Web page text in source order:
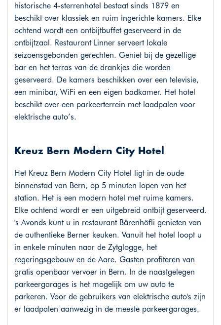
historische 4-sterrenhotel bestaat sinds 1879 en
beschikt over klassiek en ruim ingerichte kamers. Elke
ochtend wordt een ontbijtbuffet geserveerd in de
ontbijtzaal. Restaurant Linner serveert lokale
seizoensgebonden gerechten. Geniet bij de gezellige
bar en het terras van de drankjes die worden
geserveerd. De kamers beschikken over een televisie,
een minibar, WiFi en een eigen badkamer. Het hotel
beschikt over een parkeerterrein met laadpalen voor
elektrische auto’s.
Kreuz Bern Modern City Hotel
Het Kreuz Bern Modern City Hotel ligt in de oude
binnenstad van Bern, op 5 minuten lopen van het
station. Het is een modern hotel met ruime kamers.
Elke ochtend wordt er een uitgebreid ontbijt geserveerd.
's Avonds kunt u in restaurant Bärenhöfli genieten van
de authentieke Berner keuken. Vanuit het hotel loopt u
in enkele minuten naar de Zytglogge, het
regeringsgebouw en de Aare. Gasten profiteren van
gratis openbaar vervoer in Bern. In de naastgelegen
parkeergarages is het mogelijk om uw auto te
parkeren. Voor de gebruikers van elektrische auto's zijn
er laadpalen aanwezig in de meeste parkeergarages.